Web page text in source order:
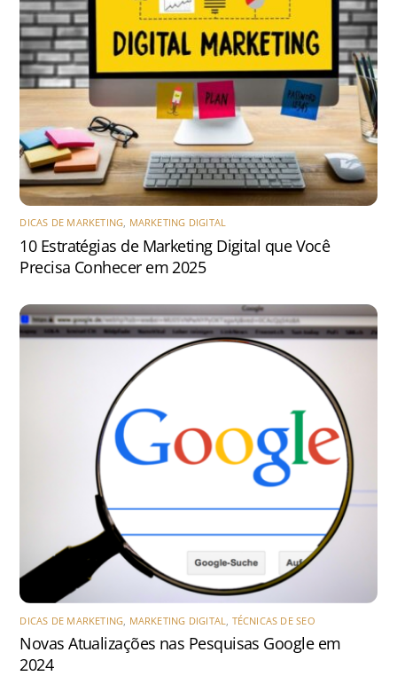
DICAS DE MARKETING, MARKETING DIGITAL
10 Estratégias de Marketing Digital que Você
Precisa Conhecer em 2025
DICAS DE MARKETING MARKETING DIGITAL TÉCNICAS DE SEO
Novas Atualizações nas Pesquisas Google em
2024